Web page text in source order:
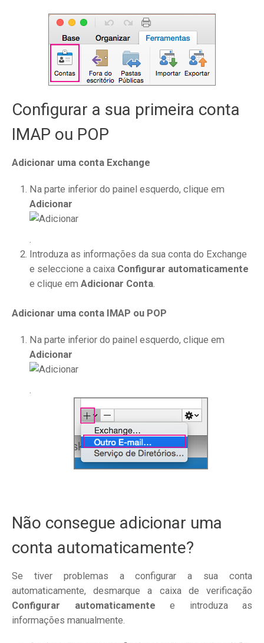
Configurar a sua primeira conta
IMAP ou POP
Adicionar uma conta Exchange
Na parte inferior do painel esquerdo, clique em
Adicionar
.
Introduza as informações da sua conta do Exchange
e seleccione a caixa Configurar automaticamente
e clique em Adicionar Conta.
Adicionar uma conta IMAP ou POP
Na parte inferior do painel esquerdo, clique em
Adicionar
Não consegue adicionar uma
conta automaticamente?
Se tiver problemas a configurar a sua conta
automaticamente, desmarque a caixa de verificação
Configurar automaticamente e introduza as
informações manualmente.